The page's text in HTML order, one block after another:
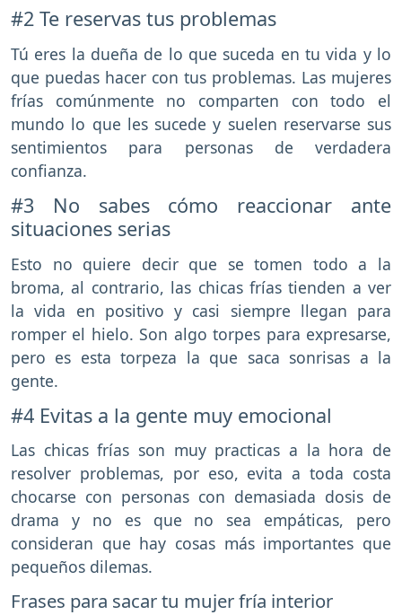
#2 Te reservas tus problemas
Tú eres la dueña de lo que suceda en tu vida y lo
que puedas hacer con tus problemas. Las mujeres
frías comúnmente no comparten con todo el
mundo lo que les sucede y suelen reservarse sus
sentimientos para personas de verdadera
confianza.
#3 No sabes cómo reaccionar ante
situaciones serias
Esto no quiere decir que se tomen todo a la
broma, al contrario, las chicas frías tienden a ver
la vida en positivo y casi siempre llegan para
romper el hielo. Son algo torpes para expresarse,
pero es esta torpeza la que saca sonrisas a la
gente.
#4 Evitas a la gente muy emocional
Las chicas frías son muy practicas a la hora de
resolver problemas, por eso, evita a toda costa
chocarse con personas con demasiada dosis de
drama y no es que no sea empáticas, pero
consideran que hay cosas más importantes que
pequeños dilemas.
Frases para sacar tu mujer fría interior